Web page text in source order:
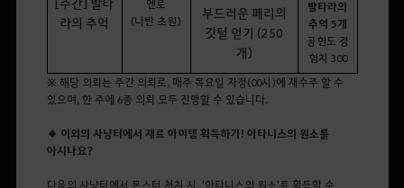
라의 추억
엔로
(나반 초원)
부드러운 페리의
깃털 얻기 (250
개)
발타라의
추억 5개
공헌도 경
험치 300
※ 해당 의뢰는 주간 의뢰로, 매주 목요일 자정(00시)에 재수주 할 수
있으며, 한 주에 6종 의뢰 모두 진행할 수 있습니다.
◆ 이외의 사냥터에서 재료 아이템 획득하기! 아타니스의 원소를
아시나요?
다음의 사냥터에서 몬스터 처치 시, '아타니스의 원소'를 획득할 수